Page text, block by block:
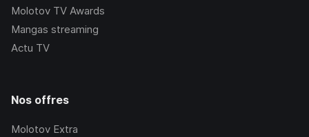
Molotov TV Awards
Mangas streaming
Actu TV
Nos offres
Molotov Extra